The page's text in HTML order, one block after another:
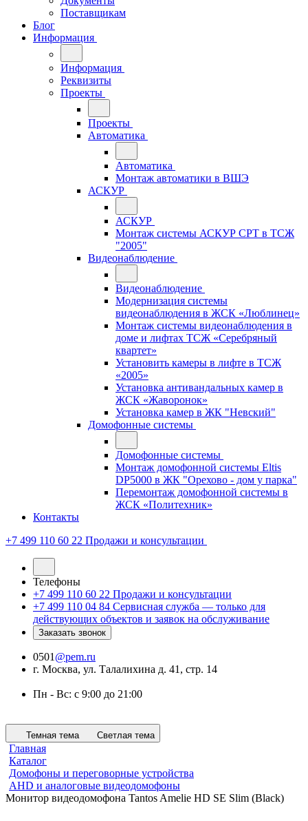
Поставщикам
Блог
Информация
Информация
Реквизиты
Проекты
Проекты
Автоматика
Автоматика
Монтаж автоматики в ВШЭ
АСКУР
АСКУР
Монтаж системы АСКУР СРТ в ТСЖ
"2005"
Видеонаблюдение
Видеонаблюдение
Модернизация системы
видеонаблюдения в ЖСК «Люблинец»
Монтаж системы видеонаблюдения в
доме и лифтах ТСЖ «Серебряный
квартет»
Установить камеры в лифте в ТСЖ
«2005»
Установка антивандальных камер в
ЖСК «Жаворонок»
Установка камер в ЖК "Невский"
Домофонные системы
Домофонные системы
Монтаж домофонной системы Eltis
DP5000 в ЖК "Орехово - дом у парка"
Перемонтаж домофонной системы в
ЖСК «Политехник»
Контакты
+7 499 110 60 22 Продажи и консультации
Телефоны
+7 499 110 60 22 Продажи и консультации
+7 499 110 04 84 Сервисная служба — только для
действующих объектов и заявок на обслуживание
Заказать звонок
0501 @pem.ru
г. Москва, ул. Талалихина д. 41, стр. 14
Пн - Вс: с 9:00 до 21:00
Темная тема Светлая тема
Главная
Каталог
Домофоны и переговорные устройства
AHD и аналоговые видеодомофоны
Монитор видеодомофона Tantos Amelie HD SE Slim (Black)